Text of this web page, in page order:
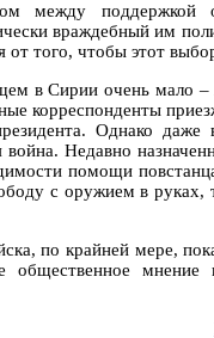
между поддержкой
враждебный им
того, чтобы этот
в Сирии очень мало –
корреспонденты
Однако даже
Недавно
помощи
с оружием в
по крайней мере,
общественное